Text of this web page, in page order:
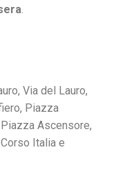
.
Via del Lauro,
Piazza
Ascensore,
Italia e